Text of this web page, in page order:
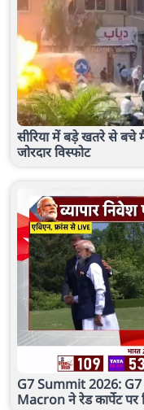
सीरिया में बड़े खतरे से बचे
जोरदार विस्फोट
G7 Summit 2026: G7
Macron ने रेड कार्पेट पर